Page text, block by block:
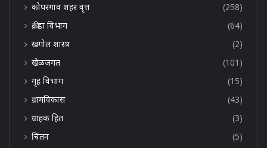
कोपरगाव शहर वृत्त
(258)
क्रीडा विभाग
(64)
खगोल शास्त्र
(2)
खेळजगत
(101)
गृह विभाग
(15)
ग्रामविकास
(43)
ग्राहक हित
(3)
चिंतन
(5)